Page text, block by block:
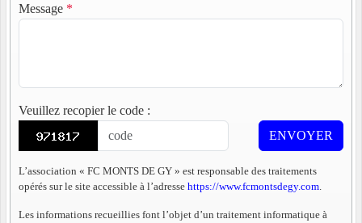
Message *
Veuillez recopier le code :
ENVOYER
L’association « FC MONTS DE GY » est responsable des traitements
opérés sur le site accessible à l’adresse https://www.fcmontsdegy.com
Les informations recueillies font l’objet d’un traitement informatique à